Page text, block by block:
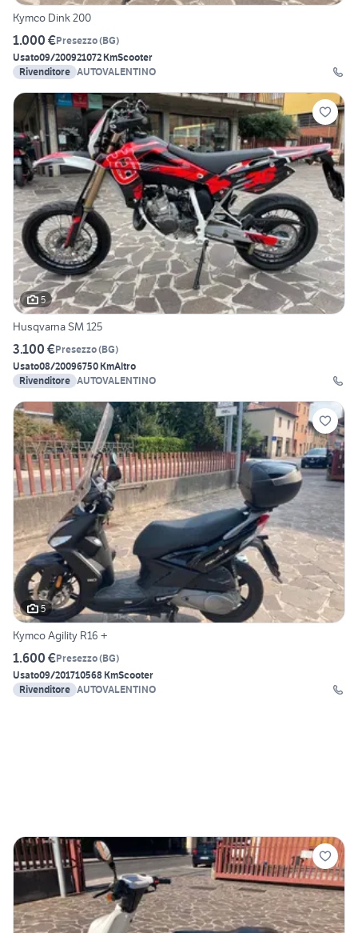
Kymco Dink 200
1.000 €Presezzo(BG)
Usato09/200921072 KmScooter
Rivenditore AUTOVALENTINO
5
Husqvarna SM 125
3.100 €Presezzo(BG)
Usato08/20096750 KmAltro
Rivenditore AUTOVALENTINO
5
Kymco Agility R16 +
1.600 €Presezzo(BG)
Usato09/201710568 KmScooter
Rivenditore AUTOVALENTINO